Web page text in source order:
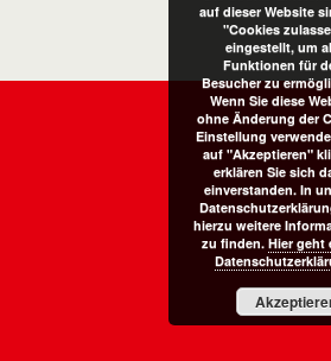
auf dieser Website
"Cookies
eingestellt, um
Funktionen für
Besucher zu
Wenn Sie diese
ohne Änderung der
Einstellung
auf "Akzeptieren"
erklären Sie sich
einverstanden. In
hierzu weitere
zu finden. Hier geht